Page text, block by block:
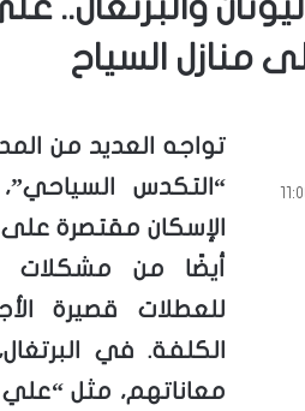
منازل السياح
تواجه العديد من
“التكدس
الإسكان مقتصرة على
أيضًا من مشكلات
للعطلات قصيرة
الكلفة. في
معاناتهم، مثل “علي
2025/01/16 -